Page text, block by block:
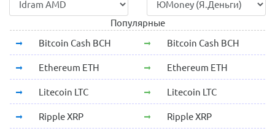
Популярные
Bitcoin Cash BCH
Bitcoin Cash BCH
Ethereum ETH Ethereum ETH
Litecoin LTC Litecoin LTC
Ripple XRP Ripple XRP